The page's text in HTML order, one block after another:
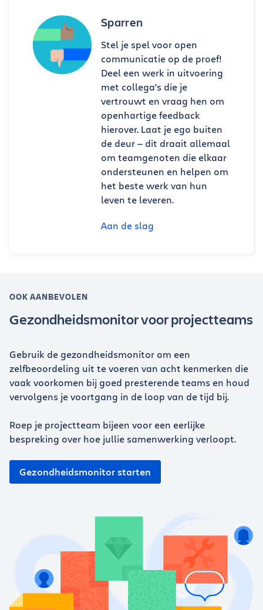
Sparren
Stel je spel voor open
communicatie op de proef!
Deel een werk in uitvoering
met collega's die je
vertrouwt en vraag hen om
openhartige feedback
hierover. Laat je ego buiten
de deur — dit draait allemaal
om teamgenoten die elkaar
ondersteunen en helpen om
het beste werk van hun
leven te leveren.
Aan de slag
OOK AANBEVOLEN
Gezondheidsmonitor voor projectteams
Gebruik de gezondheidsmonitor om een
zelfbeoordeling uit te voeren van acht kenmerken die
vaak voorkomen bij goed presterende teams en houd
vervolgens je voortgang in de loop van de tijd bij.
Roep je projectteam bijeen voor een eerlijke
bespreking over hoe jullie samenwerking verloopt.
Gezondheidsmonitor starten